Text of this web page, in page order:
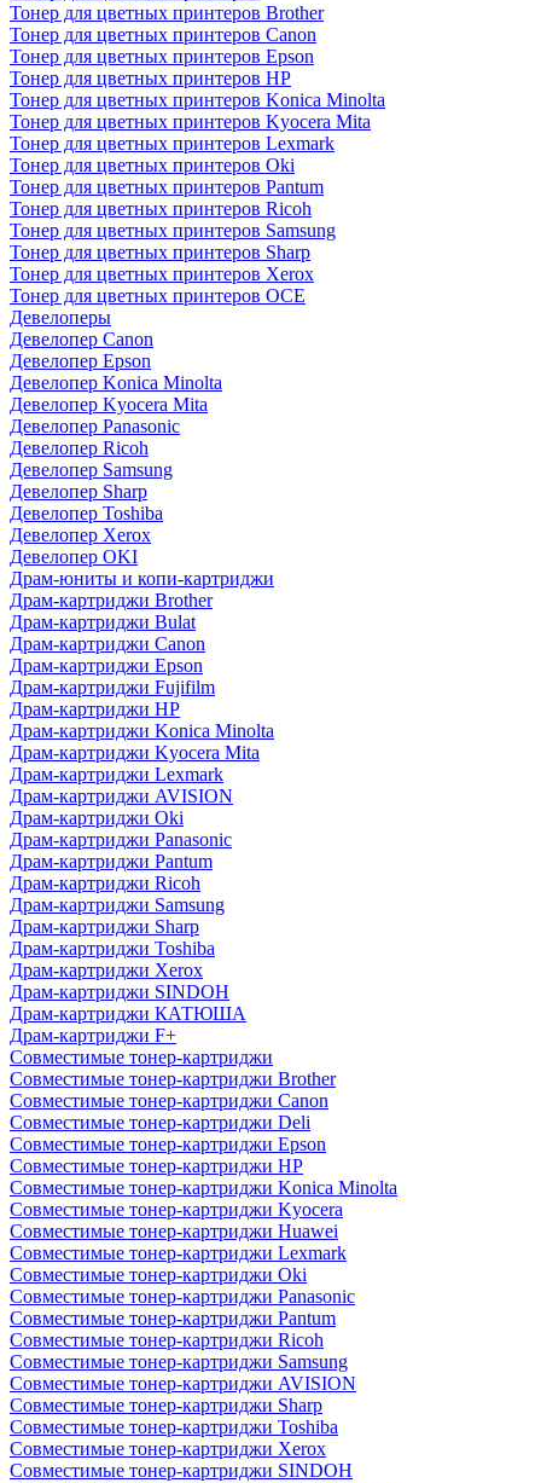
Тонер для цветных принтеров Brother
Тонер для цветных принтеров Canon
Тонер для цветных принтеров Epson
Тонер для цветных принтеров HP
Тонер для цветных принтеров Konica Minolta
Тонер для цветных принтеров Kyocera Mita
Тонер для цветных принтеров Lexmark
Тонер для цветных принтеров Oki
Тонер для цветных принтеров Pantum
Тонер для цветных принтеров Ricoh
Тонер для цветных принтеров Samsung
Тонер для цветных принтеров Sharp
Тонер для цветных принтеров Xerox
Тонер для цветных принтеров OCE
Девелоперы
Девелопер Canon
Девелопер Epson
Девелопер Konica Minolta
Девелопер Kyocera Mita
Девелопер Panasonic
Девелопер Ricoh
Девелопер Samsung
Девелопер Sharp
Девелопер Toshiba
Девелопер Xerox
Девелопер OKI
Драм-юниты и копи-картриджи
Драм-картриджи Brother
Драм-картриджи Bulat
Драм-картриджи Canon
Драм-картриджи Epson
Драм-картриджи Fujifilm
Драм-картриджи HP
Драм-картриджи Konica Minolta
Драм-картриджи Kyocera Mita
Драм-картриджи Lexmark
Драм-картриджи AVISION
Драм-картриджи Oki
Драм-картриджи Panasonic
Драм-картриджи Pantum
Драм-картриджи Ricoh
Драм-картриджи Samsung
Драм-картриджи Sharp
Драм-картриджи Toshiba
Драм-картриджи Xerox
Драм-картриджи SINDOH
Драм-картриджи КАТЮША
Драм-картриджи F+
Совместимые тонер-картриджи
Совместимые тонер-картриджи Brother
Совместимые тонер-картриджи Canon
Совместимые тонер-картриджи Deli
Совместимые тонер-картриджи Epson
Совместимые тонер-картриджи HP
Совместимые тонер-картриджи Konica Minolta
Совместимые тонер-картриджи Kyocera
Совместимые тонер-картриджи Huawei
Совместимые тонер-картриджи Lexmark
Совместимые тонер-картриджи Oki
Совместимые тонер-картриджи Panasonic
Совместимые тонер-картриджи Pantum
Совместимые тонер-картриджи Ricoh
Совместимые тонер-картриджи Samsung
Совместимые тонер-картриджи AVISION
Совместимые тонер-картриджи Sharp
Совместимые тонер-картриджи Toshiba
Совместимые тонер-картриджи Xerox
Совместимые тонер-картриджи SINDOH